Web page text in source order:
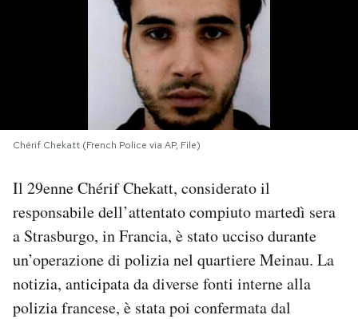
I MIEI PREFERITI
SHOP
CALENDARIO
AREA PERSONALE
Chérif Chekatt (French Police via AP, File)
Il 29enne Chérif Chekatt, considerato il
responsabile dell’attentato compiuto martedì sera
a Strasburgo, in Francia, è stato ucciso durante
un’operazione di polizia nel quartiere Meinau. La
notizia, anticipata da diverse fonti interne alla
polizia francese, è stata poi confermata dal